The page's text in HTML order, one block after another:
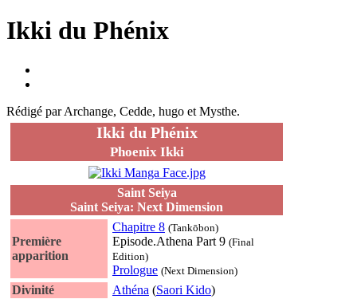
Ikki du Phénix
Rédigé par Archange, Cedde, hugo et Mysthe.
Ikki du Phénix
Phoenix Ikki
Saint Seiya
Saint Seiya: Next Dimension
Première
apparition
Chapitre 8 (Tankōbon)
Episode.Athena Part 9 (Final
Edition)
Prologue (Next Dimension)
Divinité Athéna (Saori Kido)